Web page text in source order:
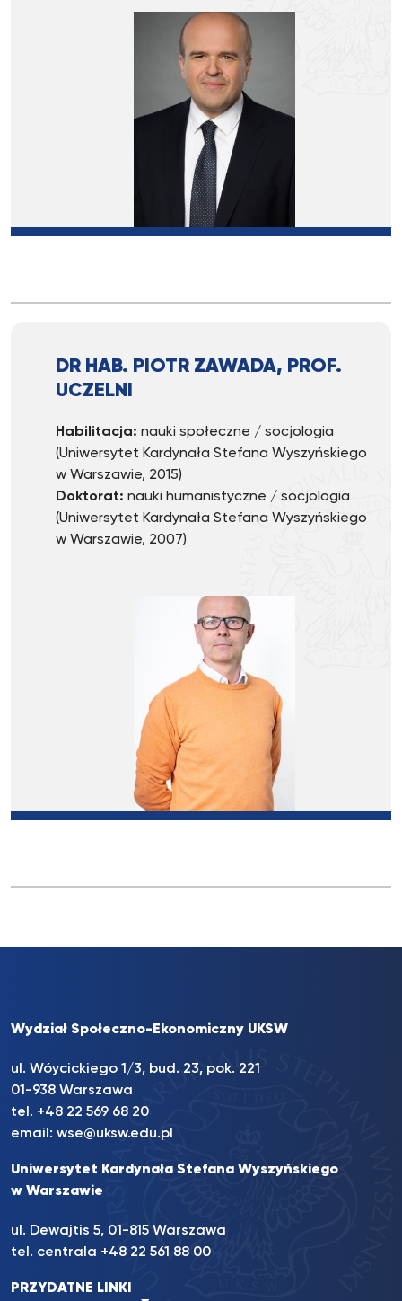
DR HAB. PIOTR ZAWADA, PROF.
UCZELNI
Habilitacja: nauki społeczne / socjologia
(Uniwersytet Kardynała Stefana Wyszyńskiego
w Warszawie, 2015)
Doktorat: nauki humanistyczne / socjologia
(Uniwersytet Kardynała Stefana Wyszyńskiego
w Warszawie, 2007)
Wydział Społeczno-Ekonomiczny UKSW
ul. Wóycickiego 1/3, bud. 23, pok. 221
01-938 Warszawa
tel. +48 22 569 68 20
email: wse@uksw.edu.pl
Uniwersytet Kardynała Stefana Wyszyńskiego
w Warszawie
ul. Dewajtis 5, 01-815 Warszawa
tel. centrala +48 22 561 88 00
PRZYDATNE LINKI